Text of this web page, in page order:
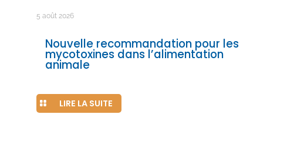
5 août 2026
Nouvelle recommandation pour les
mycotoxines dans l’alimentation
animale
LIRE LA SUITE